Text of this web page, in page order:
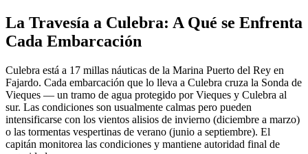
La Travesía a Culebra: A Qué se Enfrenta
Cada Embarcación
Culebra está a 17 millas náuticas de la Marina Puerto del Rey en
Fajardo. Cada embarcación que lo lleva a Culebra cruza la Sonda de
Vieques — un tramo de agua protegido por Vieques y Culebra al
sur. Las condiciones son usualmente calmas pero pueden
intensificarse con los vientos alisios de invierno (diciembre a marzo)
o las tormentas vespertinas de verano (junio a septiembre). El
capitán monitorea las condiciones y mantiene autoridad final de